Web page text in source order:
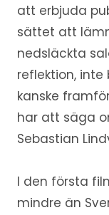
att erbjuda
sättet att
nedsläckta
reflektion,
kanske
har att säga
Sebastian
I den första
mindre än